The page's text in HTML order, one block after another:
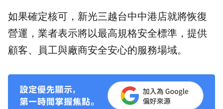
如果確定核可，新光三越台中中港店就將恢復
營運，業者表示將以最高規格安全標準，提供
顧客、員工與廠商安全安心的服務場域。